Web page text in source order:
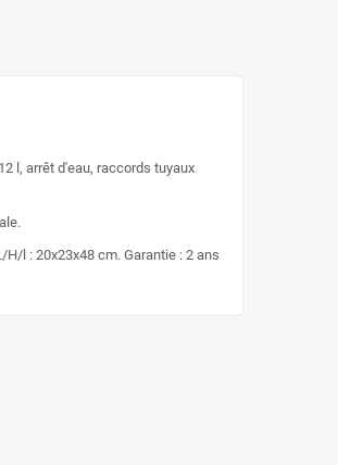
l, arrêt d'eau, raccords tuyaux
l : 20x23x48 cm. Garantie : 2 ans